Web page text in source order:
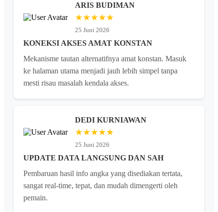
ARIS BUDIMAN
★★★★★
25 Juni 2026
KONEKSI AKSES AMAT KONSTAN
Mekanisme tautan alternatifnya amat konstan. Masuk
ke halaman utama menjadi jauh lebih simpel tanpa
mesti risau masalah kendala akses.
DEDI KURNIAWAN
★★★★★
25 Juni 2026
UPDATE DATA LANGSUNG DAN SAH
Pembaruan hasil info angka yang disediakan tertata,
sangat real-time, tepat, dan mudah dimengerti oleh
pemain.